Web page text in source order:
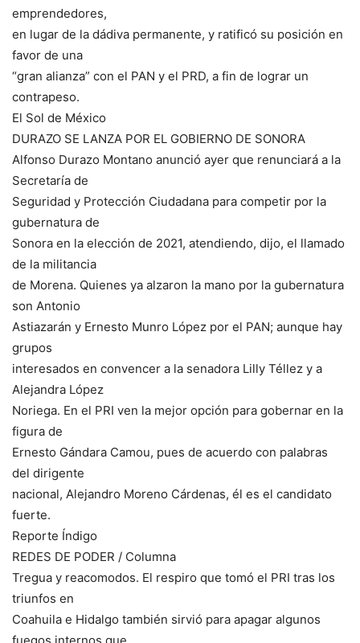
emprendedores,
en lugar de la dádiva permanente, y ratificó su posición en
favor de una
“gran alianza” con el PAN y el PRD, a fin de lograr un
contrapeso.
El Sol de México
DURAZO SE LANZA POR EL GOBIERNO DE SONORA
Alfonso Durazo Montano anunció ayer que renunciará a la
Secretaría de
Seguridad y Protección Ciudadana para competir por la
gubernatura de
Sonora en la elección de 2021, atendiendo, dijo, el llamado
de la militancia
de Morena. Quienes ya alzaron la mano por la gubernatura
son Antonio
Astiazarán y Ernesto Munro López por el PAN; aunque hay
grupos
interesados en convencer a la senadora Lilly Téllez y a
Alejandra López
Noriega. En el PRI ven la mejor opción para gobernar en la
figura de
Ernesto Gándara Camou, pues de acuerdo con palabras
del dirigente
nacional, Alejandro Moreno Cárdenas, él es el candidato
fuerte.
Reporte Índigo
REDES DE PODER / Columna
Tregua y reacomodos. El respiro que tomó el PRI tras los
triunfos en
Coahuila e Hidalgo también sirvió para apagar algunos